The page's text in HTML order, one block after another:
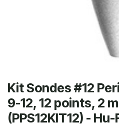
Kit Sondes #12
9-12, 12 points, 2
(PPS12KIT12) -